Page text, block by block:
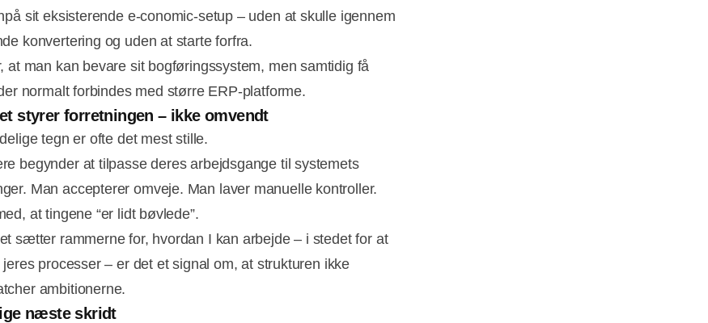
sit eksisterende e-conomic-setup – uden at skulle igennem
konvertering og uden at starte forfra.
at man kan bevare sit bogføringssystem, men samtidig få
normalt forbindes med større ERP-platforme.
styrer forretningen – ikke omvendt
tegn er ofte det mest stille.
begynder at tilpasse deres arbejdsgange til systemets
Man accepterer omveje. Man laver manuelle kontroller.
at tingene “er lidt bøvlede”.
sætter rammerne for, hvordan I kan arbejde – i stedet for at
processer – er det et signal om, at strukturen ikke
ambitionerne.
næste skridt